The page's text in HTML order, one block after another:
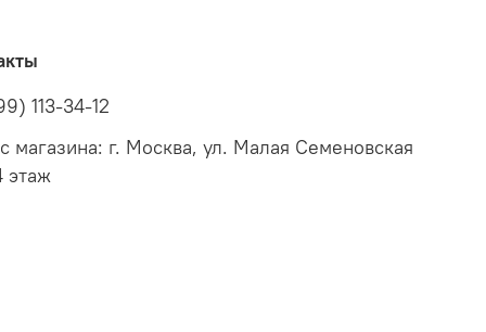
113-34-12
магазина: г. Москва, ул. Малая Семеновская
этаж